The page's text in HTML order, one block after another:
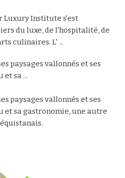
Luxury Institute s'est
du luxe, de l'hospitalité, de
culinaires. L' ...
paysages vallonnés et ses
et sa ...
paysages vallonnés et ses
et sa gastronomie, une autre